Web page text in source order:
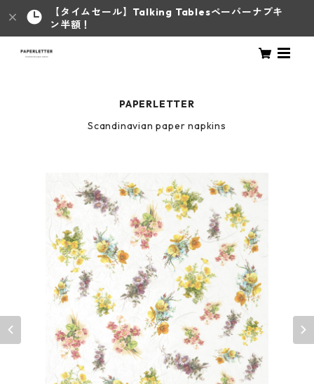
【タイムセール】Talking Tablesペーパーナプキ
ン半額！
PAPERLETTER
Scandinavian paper napkins